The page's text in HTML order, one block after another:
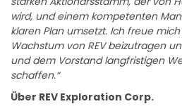
wird, und einem kompetenten
klaren Plan umsetzt. Ich freue
Wachstum von REV beizutragen
und dem Vorstand langfristigen
schaffen.“
Über REV Exploration Corp.